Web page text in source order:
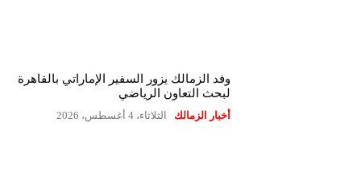
وفد الزمالك يزور السفير الإماراتي بالقاهرة
لبحث التعاون الرياضي
أخبار الزمالك الثلاثاء، 4 أغسطس، 2026